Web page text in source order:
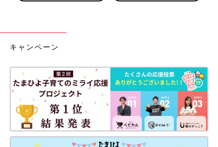
キャンペーン